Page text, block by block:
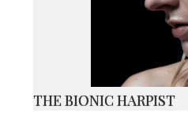
THE BIONIC HARPIST